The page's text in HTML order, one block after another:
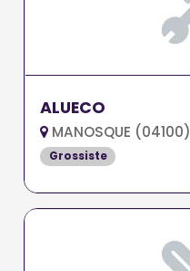
ALUECO
MANOSQUE (04100)
Grossiste